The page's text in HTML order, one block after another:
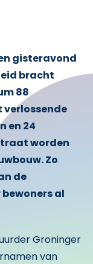
gisteravond
bracht
88
verlossende
en 24
worden
Zo
de
al
Groninger
van